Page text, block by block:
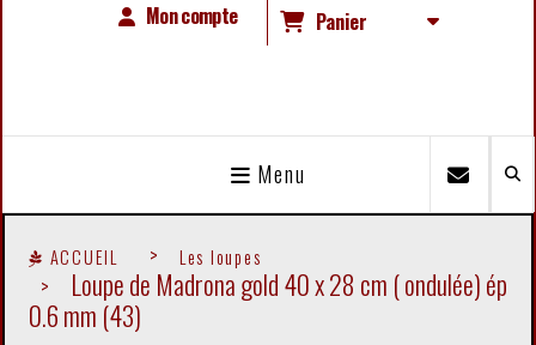
Mon compte Panier
Menu
ACCUEIL Les loupes
Loupe de Madrona gold 40 x 28 cm ( ondulée) ép
0.6 mm (43)